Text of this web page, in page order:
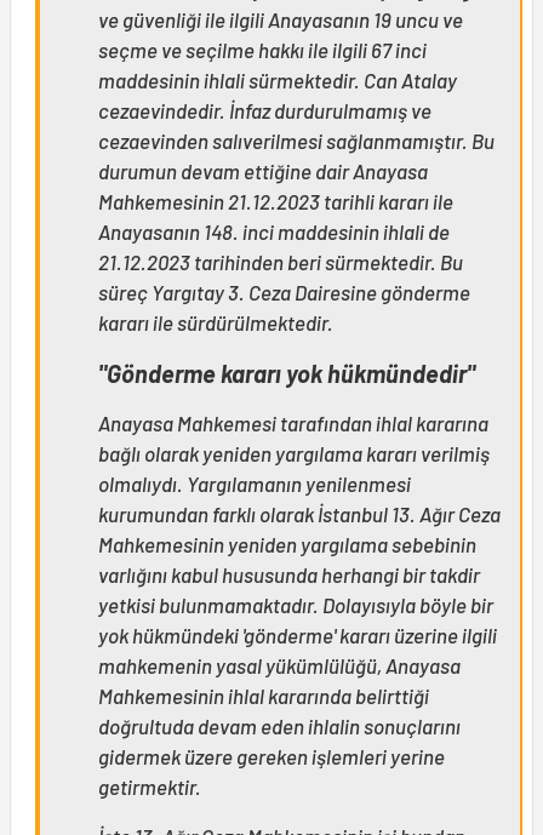
ve güvenliği ile ilgili Anayasanın 19 uncu ve
seçme ve seçilme hakkı ile ilgili 67 inci
maddesinin ihlali sürmektedir. Can Atalay
cezaevindedir. İnfaz durdurulmamış ve
cezaevinden salıverilmesi sağlanmamıştır. Bu
durumun devam ettiğine dair Anayasa
Mahkemesinin 21.12.2023 tarihli kararı ile
Anayasanın 148. inci maddesinin ihlali de
21.12.2023 tarihinden beri sürmektedir. Bu
süreç Yargıtay 3. Ceza Dairesine gönderme
kararı ile sürdürülmektedir.
"Gönderme kararı yok hükmündedir"
Anayasa Mahkemesi tarafından ihlal kararına
bağlı olarak yeniden yargılama kararı verilmiş
olmalıydı. Yargılamanın yenilenmesi
kurumundan farklı olarak İstanbul 13. Ağır Ceza
Mahkemesinin yeniden yargılama sebebinin
varlığını kabul hususunda herhangi bir takdir
yetkisi bulunmamaktadır. Dolayısıyla böyle bir
yok hükmündeki 'gönderme' kararı üzerine ilgili
mahkemenin yasal yükümlülüğü, Anayasa
Mahkemesinin ihlal kararında belirttiği
doğrultuda devam eden ihlalin sonuçlarını
gidermek üzere gereken işlemleri yerine
getirmektir.